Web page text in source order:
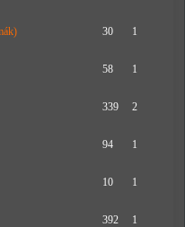
30 1
58 1
339 2
94 1
10 1
392 1